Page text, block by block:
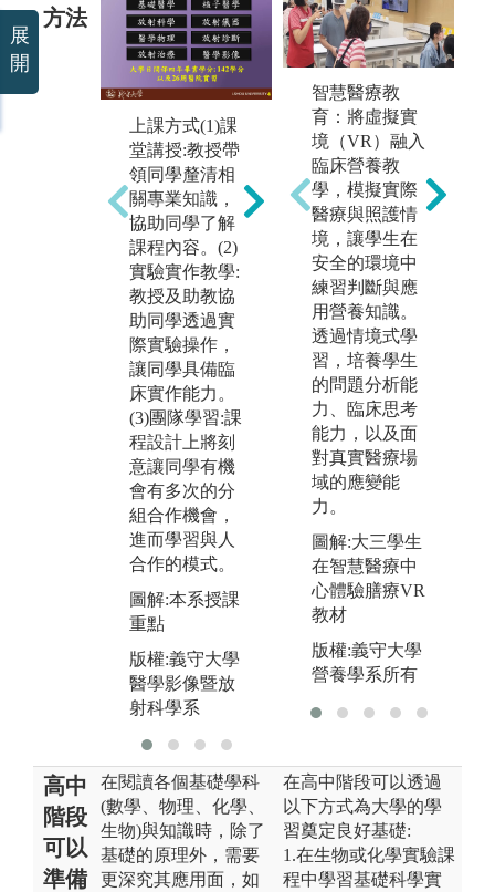
方法
上課方式(1)課
堂講授:教授帶
領同學釐清相
關專業知識，
協助同學了解
課程內容。(2)
實驗實作教學:
教授及助教協
助同學透過實
際實驗操作，
讓同學具備臨
床實作能力。
(3)團隊學習:課
程設計上將刻
意讓同學有機
會有多次的分
組合作機會，
進而學習與人
合作的模式。
圖解:本系授課
重點
版權:義守大學
醫學影像暨放
射科學系
放射應用科學
包括：醫學物
理、核醫藥
物、X光造
影、磁振造
影、正子斷層
造影、超音波
造影、特殊造
影、輻射應用
科學、放射治
療暨計劃等應
用。
圖解:放射診斷
造影儀器
版權:義守大學
醫學影像暨放
射科學系
智慧醫療教
育：將虛擬實
境（VR）融入
臨床營養教
學，模擬實際
醫療與照護情
境，讓學生在
安全的環境中
練習判斷與應
用營養知識。
透過情境式學
習，培養學生
的問題分析能
力、臨床思考
能力，以及面
對真實醫療場
域的應變能
力。
圖解:大三學生
在智慧醫療中
心體驗膳療VR
教材
版權:義守大學
營養學系所有
高中
階段
可以
準備
在閱讀各個基礎學科
(數學、物理、化學、
生物)與知識時，除了
基礎的原理外，需要
更深究其應用面，如
在高中階段可以透過
以下方式為大學的學
習奠定良好基礎:
1.在生物或化學實驗課
程中學習基礎科學實
展
開